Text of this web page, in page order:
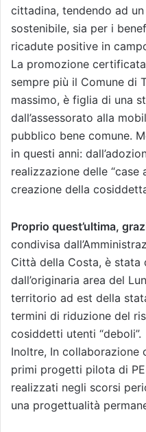
cittadina, tendendo ad
sostenibile, sia per i
ricadute positive in
La promozione
sempre più il Comune di
massimo, è figlia di una
dall’assessorato alla
pubblico bene comune.
in questi anni:
realizzazione delle “case
creazione della
Proprio quest’ultima,
condivisa
Città della Costa, è stata
dall’originaria area del
territorio ad est della
termini di riduzione del
cosiddetti utenti “deboli”.
Inoltre, In collaborazione
primi progetti pilota di
realizzati negli scorsi
una progettualità